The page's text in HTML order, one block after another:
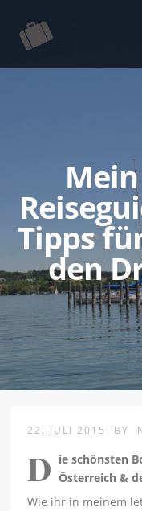
Tipps
den
22. JULI 2015 BY
D ie schönsten
Österreich &
Wie ihr in meinem